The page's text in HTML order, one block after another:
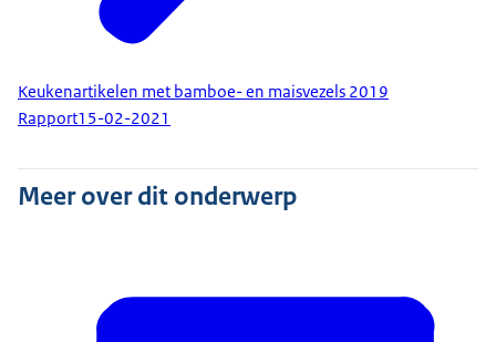
Keukenartikelen met bamboe- en maisvezels 2019
Rapport15-02-2021
Meer over dit onderwerp